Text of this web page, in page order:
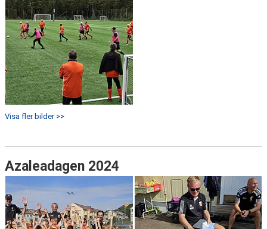
Visa fler bilder >>
Azaleadagen 2024